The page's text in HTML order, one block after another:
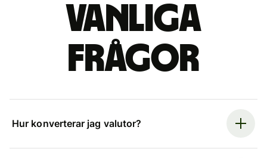
Vanliga
frågor
Hur konverterar jag valutor?